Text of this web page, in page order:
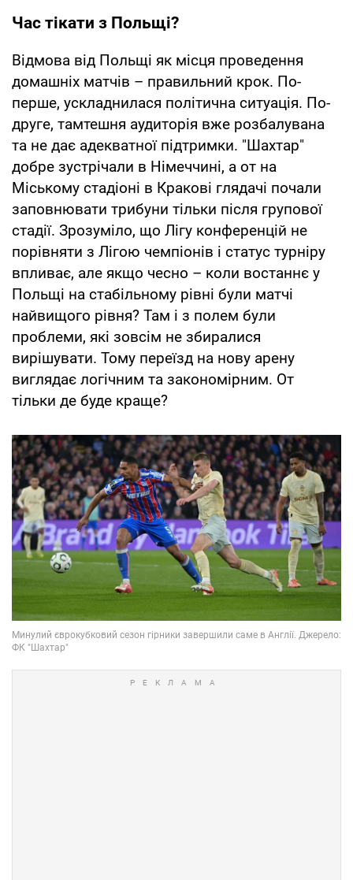
Час тікати з Польщі?
Відмова від Польщі як місця проведення
домашніх матчів – правильний крок. По-
перше, ускладнилася політична ситуація. По-
друге, тамтешня аудиторія вже розбалувана
та не дає адекватної підтримки. "Шахтар"
добре зустрічали в Німеччині, а от на
Міському стадіоні в Кракові глядачі почали
заповнювати трибуни тільки після групової
стадії. Зрозуміло, що Лігу конференцій не
порівняти з Лігою чемпіонів і статус турніру
впливає, але якщо чесно – коли востаннє у
Польщі на стабільному рівні були матчі
найвищого рівня? Там і з полем були
проблеми, які зовсім не збиралися
вирішувати. Тому переїзд на нову арену
виглядає логічним та закономірним. От
тільки де буде краще?